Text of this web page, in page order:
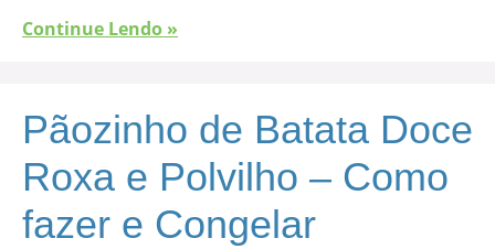
Continue Lendo »
Pãozinho de Batata Doce
Roxa e Polvilho – Como
fazer e Congelar